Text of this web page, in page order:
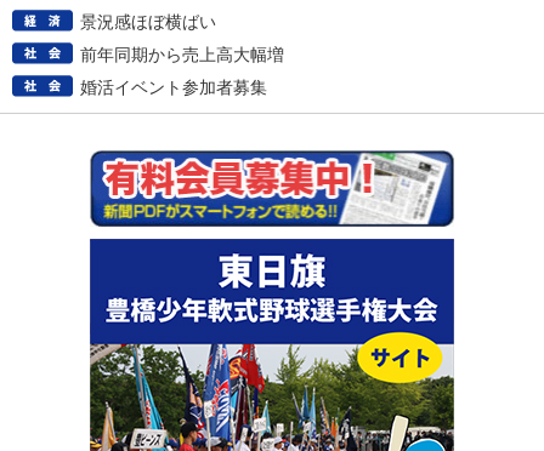
景況感ほぼ横ばい
前年同期から売上高大幅増
婚活イベント参加者募集